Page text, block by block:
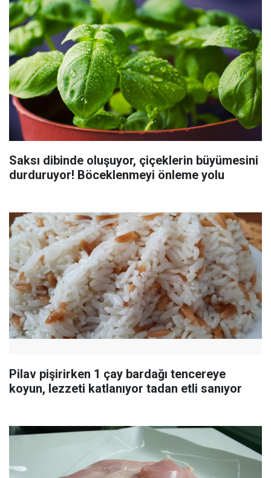
Saksı dibinde oluşuyor, çiçeklerin büyümesini
durduruyor! Böceklenmeyi önleme yolu
Pilav pişirirken 1 çay bardağı tencereye
koyun, lezzeti katlanıyor tadan etli sanıyor